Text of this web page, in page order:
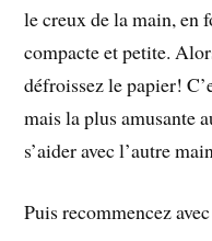
le creux de la main, en
compacte et petite.
défroissez le papier!
mais la plus amusante
s’aider avec l’autre
Puis recommencez